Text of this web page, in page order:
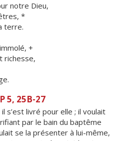
notre Dieu,
*
terre.
+
richesse,
5, 25B-27
il s’est livré pour elle ; il voulait
par le bain du baptême
se la présenter à lui-même,